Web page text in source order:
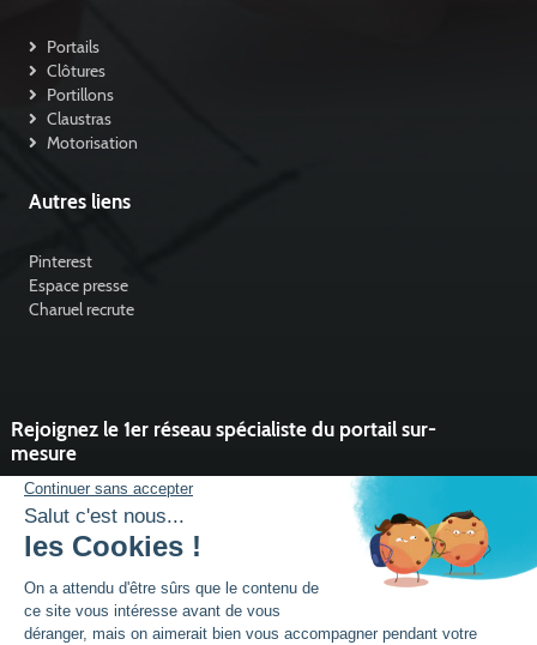
Portails
Clôtures
Portillons
Claustras
Motorisation
Autres liens
Pinterest
Espace presse
Charuel recrute
Rejoignez le 1er réseau spécialiste du portail sur-
mesure
Vous souhaitez développer l'activité portail de votre entreprise ?
Rejoindre un réseau dynamique, avec un service et des outils qui
font la différence ?
DEVENIR PARTENAIRE